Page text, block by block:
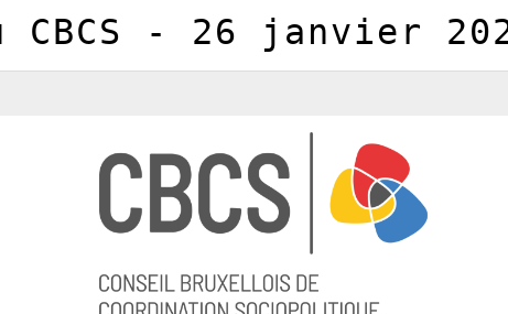
- 26 janvier